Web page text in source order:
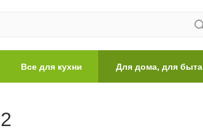
Все для кухни Для дома, для быта